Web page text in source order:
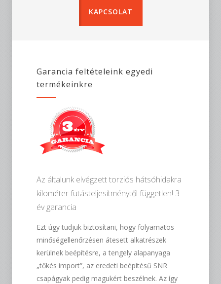
KAPCSOLAT
Garancia feltételeink egyedi
termékeinkre
Az általunk elvégzett torziós hátsóhidakra
kilométer futásteljesítménytől független! 3
év garancia
Ezt úgy tudjuk biztosítani, hogy folyamatos
minőségellenőrzésen átesett alkatrészek
kerülnek beépítésre, a tengely alapanyaga
„tőkés import”, az eredeti beépítésű SNR
csapágyak pedig magukért beszélnek. Az így